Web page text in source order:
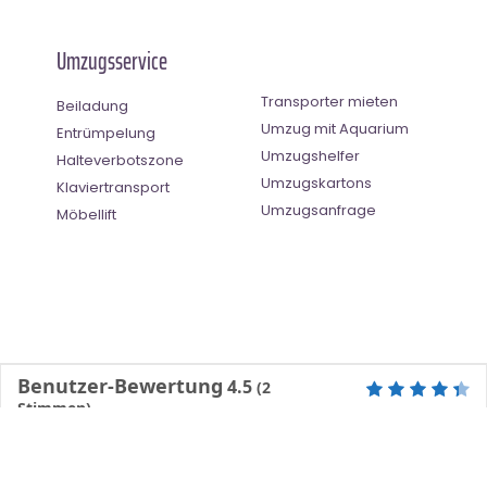
Umzugsservice
Beiladung
Entrümpelung
Halteverbotszone
Klaviertransport
Möbellift
Transporter mieten
Umzug mit Aquarium
Umzugshelfer
Umzugskartons
Umzugsanfrage
Benutzer-Bewertung 4.5 (2
Stimmen)